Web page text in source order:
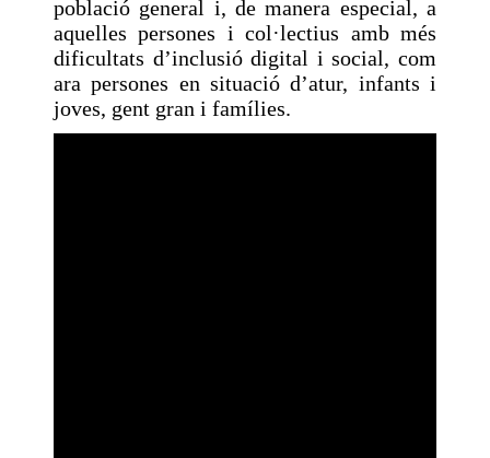
població general i, de manera especial, a
aquelles persones i col·lectius amb més
dificultats d’inclusió digital i social, com
ara persones en situació d’atur, infants i
joves, gent gran i famílies.